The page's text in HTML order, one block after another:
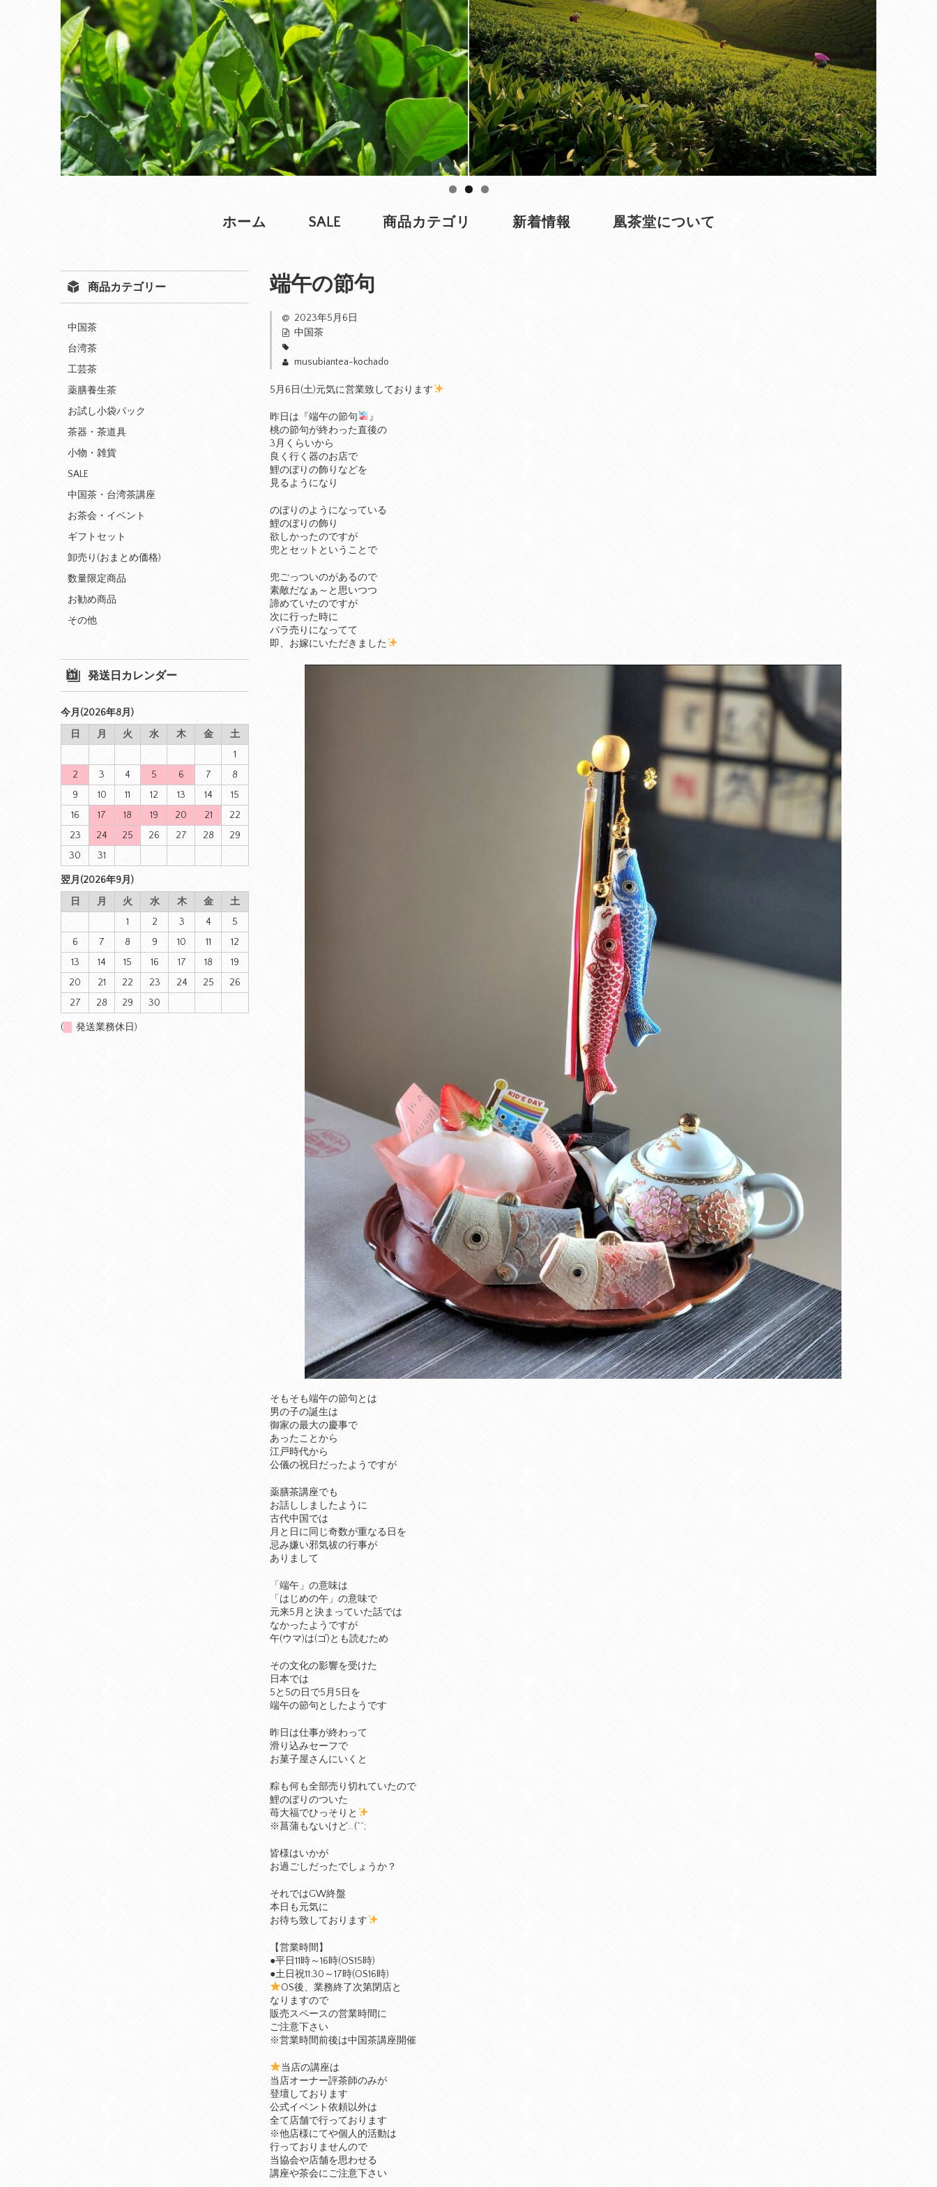
ホーム SALE 商品カテゴリ 新着情報 凰茶堂について
端午の節句
2023年5月6日
中国茶
musubiantea-kochado
5月6日(土)元気に営業致しております
昨日は『端午の節句
』
桃の節句が終わった直後の
3月くらいから
良く行く器のお店で
鯉のぼりの飾りなどを
見るようになり
のぼりのようになっている
鯉のぼりの飾り
欲しかったのですが
兜とセットということで
兜ごっついのがあるので
素敵だなぁ～と思いつつ
諦めていたのですが
次に行った時に
バラ売りになってて
即、お嫁にいただきました
そもそも端午の節句とは
男の子の誕生は
御家の最大の慶事で
あったことから
江戸時代から
公儀の祝日だったようですが
薬膳茶講座でも
お話ししましたように
古代中国では
月と日に同じ奇数が重なる日を
忌み嫌い邪気祓の行事が
ありまして
「端午」の意味は
「はじめの午」の意味で
元来5月と決まっていた話では
なかったようですが
午(ウマ)は(ゴ)とも読むため
その文化の影響を受けた
日本では
5と5の日で5月5日を
端午の節句としたようです
昨日は仕事が終わって
滑り込みセーフで
お菓子屋さんにいくと
粽も何も全部売り切れていたので
鯉のぼりのついた
苺大福でひっそりと
※菖蒲もないけど…(^^;
皆様はいかが
お過ごしだったでしょうか？
それではGW終盤
本日も元気に
お待ち致しております
【営業時間】
●平日11時～16時(OS15時)
●土日祝11:30～17時(OS16時)
OS後、業務終了次第閉店と
なりますので
販売スペースの営業時間に
ご注意下さい
※営業時間前後は中国茶講座開催
当店の講座は
当店オーナー評茶師のみが
登壇しております
公式イベント依頼以外は
全て店舗で行っております
※他店様にてや個人的活動は
行っておりませんので
当協会や店舗を思わせる
講座や茶会にご注意下さい
商品カテゴリー
中国茶
台湾茶
工芸茶
薬膳養生茶
お試し小袋パック
茶器・茶道具
小物・雑貨
SALE
中国茶・台湾茶講座
お茶会・イベント
ギフトセット
卸売り(おまとめ価格)
数量限定商品
お勧め商品
その他
発送日カレンダー
今月(2026年8月)
日
月 火 水 木 金
土
1
2
3 4 5 6 7
8
9
10 11 12 13 14
15
16
17 18 19 20 21
22
23
24 25 26 27 28
29
30
31
翌月(2026年9月)
日
月 火 水 木 金
土
1
2 3 4
5
6
7 8 9 10 11
12
13
14 15 16 17 18
19
20
21 22 23 24 25
26
27
28 29 30
( 発送業務休日)